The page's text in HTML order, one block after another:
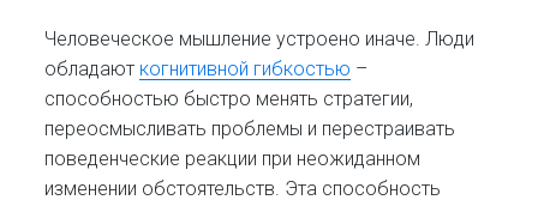
Человеческое мышление устроено иначе. Люди
обладают когнитивной гибкостью –
способностью быстро менять стратегии,
переосмысливать проблемы и перестраивать
поведенческие реакции при неожиданном
изменении обстоятельств. Эта способность